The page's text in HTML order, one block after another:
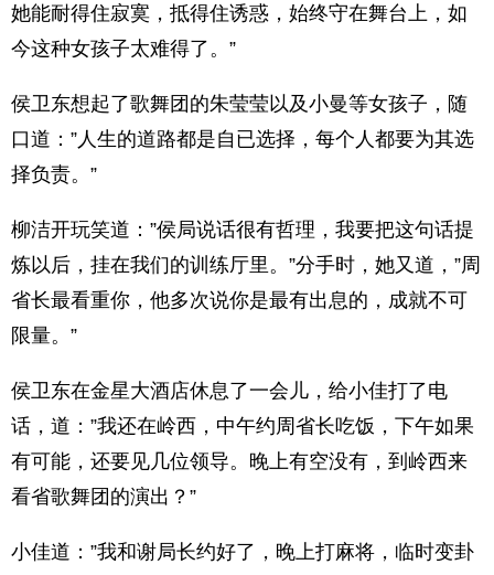
她能耐得住寂寞，抵得住诱惑，始终守在舞台上，如
今这种女孩子太难得了。”
侯卫东想起了歌舞团的朱莹莹以及小曼等女孩子，随
口道：”人生的道路都是自已选择，每个人都要为其选
择负责。”
柳洁开玩笑道：”侯局说话很有哲理，我要把这句话提
炼以后，挂在我们的训练厅里。”分手时，她又道，”周
省长最看重你，他多次说你是最有出息的，成就不可
限量。”
侯卫东在金星大酒店休息了一会儿，给小佳打了电
话，道：”我还在岭西，中午约周省长吃饭，下午如果
有可能，还要见几位领导。晚上有空没有，到岭西来
看省歌舞团的演出？”
小佳道：”我和谢局长约好了，晚上打麻将，临时变卦